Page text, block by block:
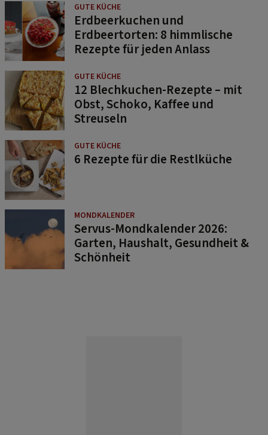
GUTE KÜCHE
Erdbeerkuchen und
Erdbeertorten: 8 himmlische
Rezepte für jeden Anlass
GUTE KÜCHE
12 Blechkuchen-Rezepte – mit
Obst, Schoko, Kaffee und
Streuseln
GUTE KÜCHE
6 Rezepte für die Restlküche
MONDKALENDER
Servus-Mondkalender 2026:
Garten, Haushalt, Gesundheit &
Schönheit